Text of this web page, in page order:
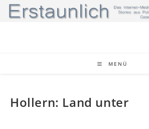
Zum
Inhalt
MENÜ
Hollern: Land unter